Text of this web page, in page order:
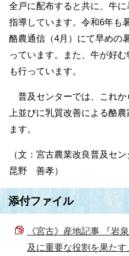
全戸に配布すると共に、牛
指導しています。令和6年も
酪農通信（4月）にて早めの
っています。また、牛が好
も行っています。
普及センターでは、これか
上並びに乳質改善による酪
ます。
（文：宮古農業改良普及
昆野 善孝）
添付ファイル
《宮古》産地記事 『
及に重要な役割を果たす